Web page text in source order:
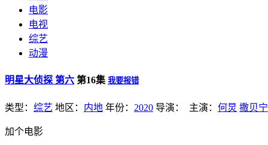
电影
电视
综艺
动漫
明星大侦探 第六 第16集 我要报错
类型： 综艺 地区： 内地 年份： 2020 导演： 主演： 何炅 撒贝宁
加个电影